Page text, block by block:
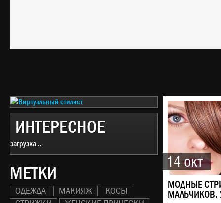
ИНТЕРЕСНОЕ
загрузка...
МЕТКИ
ОДЕЖДА МАКИЯЖ
КОСЫ
14 окт
МОДНЫЕ
МАЛЬЧИКОВ.